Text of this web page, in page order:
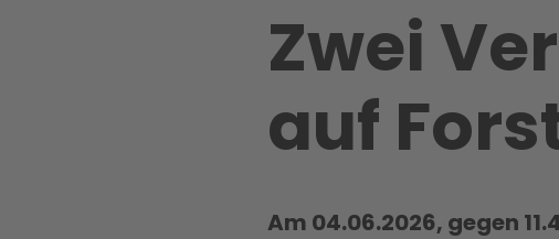
Zwei
auf
Am 04.06.2026, gegen